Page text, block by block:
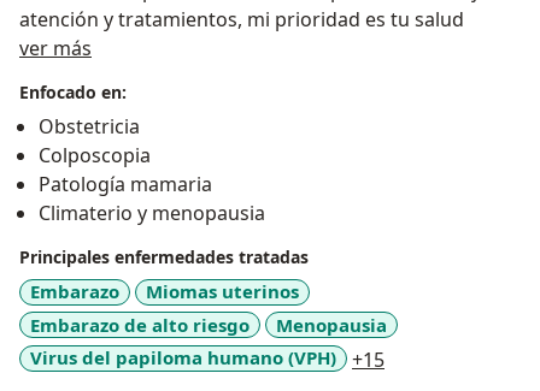
atención y tratamientos, mi prioridad es tu salud
ver más
Enfocado en:
Obstetricia
Colposcopia
Patología mamaria
Climaterio y menopausia
Principales enfermedades tratadas
Embarazo
Miomas uterinos
Embarazo de alto riesgo
Menopausia
Virus del papiloma humano (VPH)
+15